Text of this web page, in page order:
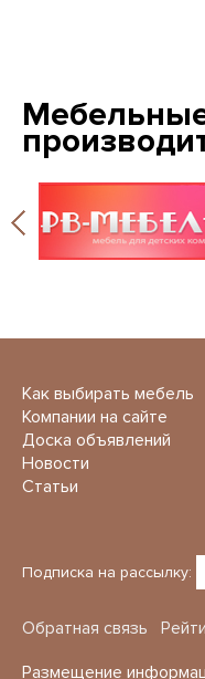
Как выбирать мебель
Компании на сайте
Доска объявлений
Новости
Статьи
Подписка на рассылку:
Обратная связь
Размещение